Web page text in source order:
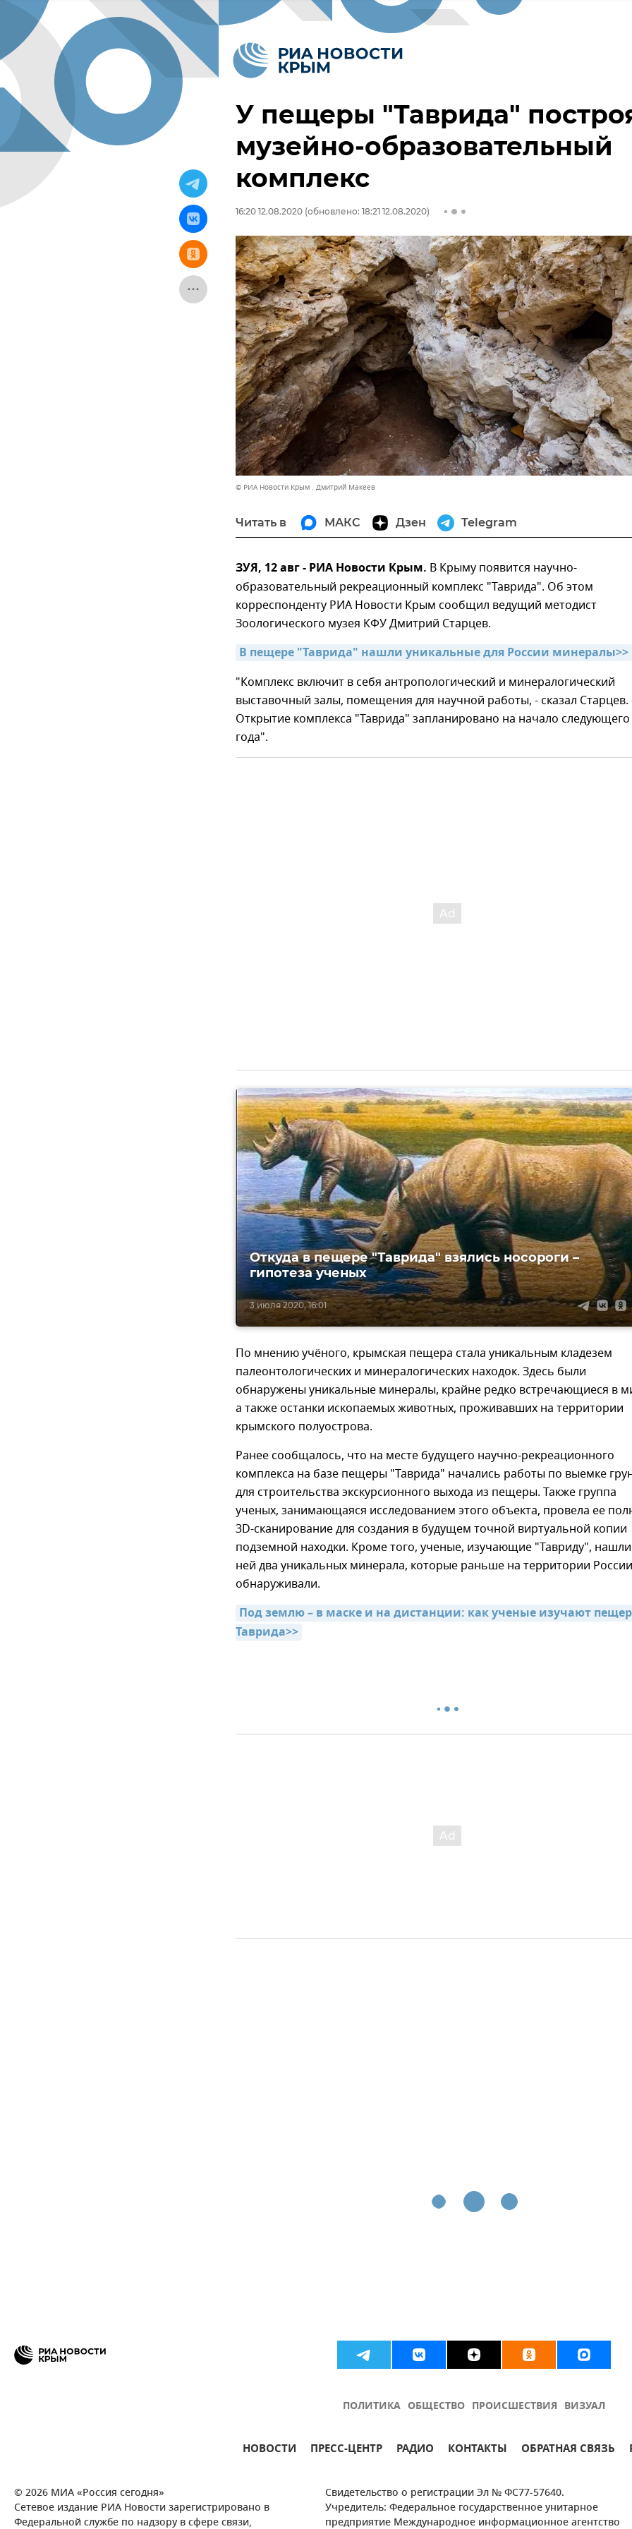
У пещеры "Таврида"
музейно-образовательный
комплекс
16:20 12.08.2020 (обновлено: 18:21 12.08.2020)
© РИА Новости Крым . Дмитрий Макеев
Читать в МАКС Дзен Telegram
ЗУЯ, 12 авг - РИА Новости Крым. В Крыму появится научно-
образовательный рекреационный комплекс "Таврида". Об этом
корреспонденту РИА Новости Крым сообщил ведущий методист
Зоологического музея КФУ Дмитрий Старцев.
В пещере "Таврида" нашли уникальные для России минералы>>
"Комплекс включит в себя антропологический и минералогический
выставочный залы, помещения для научной работы, - сказал Старцев.
Открытие комплекса "Таврида" запланировано на начало следующего
года".
3 июля 2020, 16:01
Откуда в пещере "Таврида" взялись носороги –
гипотеза ученых
По мнению учёного, крымская пещера стала уникальным кладезем
палеонтологических и минералогических находок. Здесь были
обнаружены уникальные минералы, крайне редко встречающиеся в
а также останки ископаемых животных, проживавших на территории
крымского полуострова.
Ранее сообщалось, что на месте будущего научно-рекреационного
комплекса на базе пещеры "Таврида" начались работы по выемке
для строительства экскурсионного выхода из пещеры. Также группа
ученых, занимающаяся исследованием этого объекта, провела ее
3D-сканирование для создания в будущем точной виртуальной копии
подземной находки. Кроме того, ученые, изучающие "Тавриду",
ней два уникальных минерала, которые раньше на территории
обнаруживали.
Под землю – в маске и на дистанции: как ученые изучают
Таврида>>
ПОЛИТИКА ОБЩЕСТВО ПРОИСШЕСТВИЯ ВИЗУАЛ
НОВОСТИ ПРЕСС-ЦЕНТР РАДИО КОНТАКТЫ ОБРАТНАЯ СВЯЗЬ
© 2026 МИА «Россия сегодня»
Сетевое издание РИА Новости зарегистрировано в
Федеральной службе по надзору в сфере связи,
Свидетельство о регистрации Эл № ФС77-57640.
Учредитель: Федеральное государственное унитарное
предприятие Международное информационное агентство